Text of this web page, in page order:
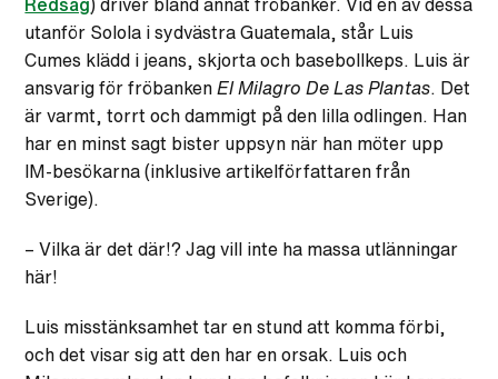
Redsag) driver bland annat fröbanker. Vid en av dessa
utanför Solola i sydvästra Guatemala, står Luis
Cumes klädd i jeans, skjorta och basebollkeps. Luis är
ansvarig för fröbanken El Milagro De Las Plantas . Det
är varmt, torrt och dammigt på den lilla odlingen. Han
har en minst sagt bister uppsyn när han möter upp
IM-besökarna (inklusive artikelförfattaren från
Sverige).
– Vilka är det där!? Jag vill inte ha massa utlänningar
här!
Luis misstänksamhet tar en stund att komma förbi,
och det visar sig att den har en orsak. Luis och